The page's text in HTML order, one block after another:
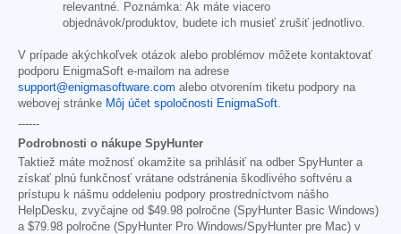
relevantné. Poznámka: Ak máte viacero
objednávok/produktov, budete ich musieť zrušiť jednotlivo.
V prípade akýchkoľvek otázok alebo problémov môžete kontaktovať
podporu EnigmaSoft e-mailom na adrese
support@enigmasoftware.com alebo otvorením tiketu podpory na
webovej stránke Môj účet spoločnosti EnigmaSoft
------
Podrobnosti o nákupe SpyHunter
Taktiež máte možnosť okamžite sa prihlásiť na odber SpyHunter a
získať plnú funkčnosť vrátane odstránenia škodlivého softvéru a
prístupu k nášmu oddeleniu podpory prostredníctvom nášho
HelpDesku, zvyčajne od $49.98 polročne (SpyHunter Basic Windows)
a $79.98 polročne (SpyHunter Pro Windows/SpyHunter pre Mac) v